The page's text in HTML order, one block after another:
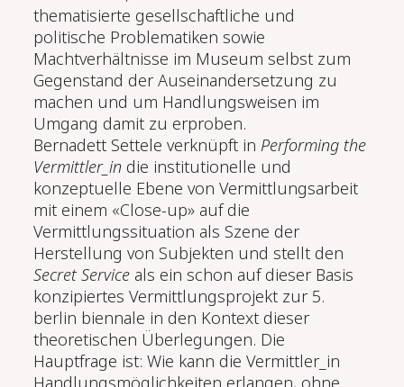
thematisierte gesellschaftliche und
politische Problematiken sowie
Machtverhältnisse im Museum selbst zum
Gegenstand der Auseinandersetzung zu
machen und um Handlungsweisen im
Umgang damit zu erproben.
Bernadett Settele verknüpft in Performing the
Vermittler_in die institutionelle und
konzeptuelle Ebene von Vermittlungsarbeit
mit einem «Close-up» auf die
Vermittlungssituation als Szene der
Herstellung von Subjekten und stellt den
Secret Service als ein schon auf dieser Basis
konzipiertes Vermittlungsprojekt zur 5.
berlin biennale in den Kontext dieser
theoretischen Überlegungen. Die
Hauptfrage ist: Wie kann die Vermittler_in